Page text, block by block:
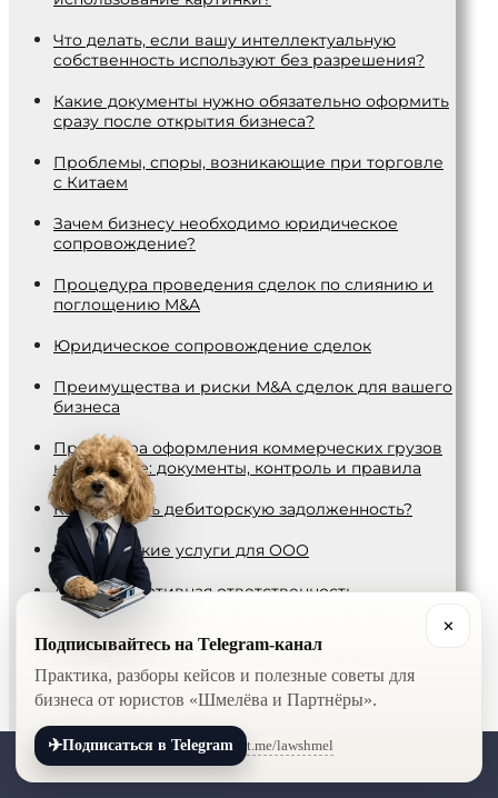
Что делать, если вашу интеллектуальную
собственность используют без разрешения?
Какие документы нужно обязательно оформить
сразу после открытия бизнеса?
Проблемы, споры, возникающие при торговле
с Китаем
Зачем бизнесу необходимо юридическое
сопровождение?
Процедура проведения сделок по слиянию и
поглощению M&A
Юридическое сопровождение сделок
Преимущества и риски М&A сделок для вашего
бизнеса
Процедура оформления коммерческих грузов
на таможне: документы, контроль и правила
Как взыскать дебиторскую задолженность?
Юридические услуги для ООО
Административная ответственность
юридического лица: виды и способы защиты
Учредительные документы ООО: виды и
порядок оформления
Основные ошибки предпринимателей при
заключении договоров: как их избежать
✕
Подписывайтесь на Telegram-канал
Практика, разборы кейсов и полезные советы для
бизнеса от юристов «Шмелёва и Партнёры».
✈Подписаться в Telegram t.me/lawshmel
+7 (800) 201-56-52 +7 (8452) 30-90-56